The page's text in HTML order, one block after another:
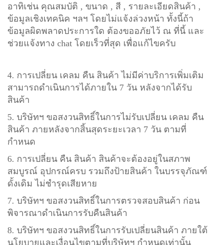
อาทิเช่น คุณสมบัติ , ขนาด , สี , รายละเอียดสินค้า ,
ข้อมูลเชิงเทคนิค ฯลฯ โดยไม่แจ้งล่วงหน้า ทั้งนี้ถ้า
ข้อมูลผิดพลาดประการใด ต้องขออภัยไว้ ณ ที่นี้ และ
ช่วยแจ้งทาง chat โดยเร็วที่สุด เพื่อแก้ไขครับ
4. การเปลี่ยน เคลม คืน สินค้า ไม่มีค่าบริการเพิ่มเติม
สามารถดำเนินการได้ภายใน 7 วัน หลังจากได้รับ
สินค้า
5. บริษัทฯ ขอสงวนสิทธิ์ในการไม่รับเปลี่ยน เคลม คืน
สินค้า ภายหลังจากสิ้นสุดระยะเวลา 7 วัน ตามที่
กำหนด
6. การเปลี่ยน คืน สินค้า สินค้าจะต้องอยู่ในสภาพ
สมบูรณ์ อุปกรณ์ครบ รวมถึงป้ายสินค้า ในบรรจุภัณฑ์
ดั้งเดิม ไม่ชำรุดเสียหาย
7. บริษัทฯ ขอสงวนสิทธิ์ในการตรวจสอบสินค้า ก่อน
พิจารณาดำเนินการรับคืนสินค้า
8. บริษัทฯ ขอสงวนสิทธิ์ในการรับเปลี่ยนสินค้า ภายใต้
นโยบายและเงื่อนไขตามที่บริษัทฯ กำหนดเท่านั้น